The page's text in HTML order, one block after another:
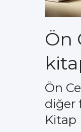
Ön
Ön
diğer
Kitap